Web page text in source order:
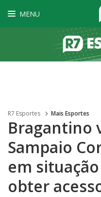
MENU
R7 Esportes Mais Esportes
Bragantino
Sampaio
em
obter